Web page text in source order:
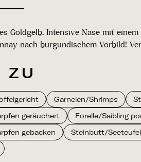
Goldgelb. Intensive Nase mit
nach burgundischem Vorbild!
ZU
Garnelen/Shrimps
geräuchert
Forelle/Saibling
gebacken
Steinbutt/